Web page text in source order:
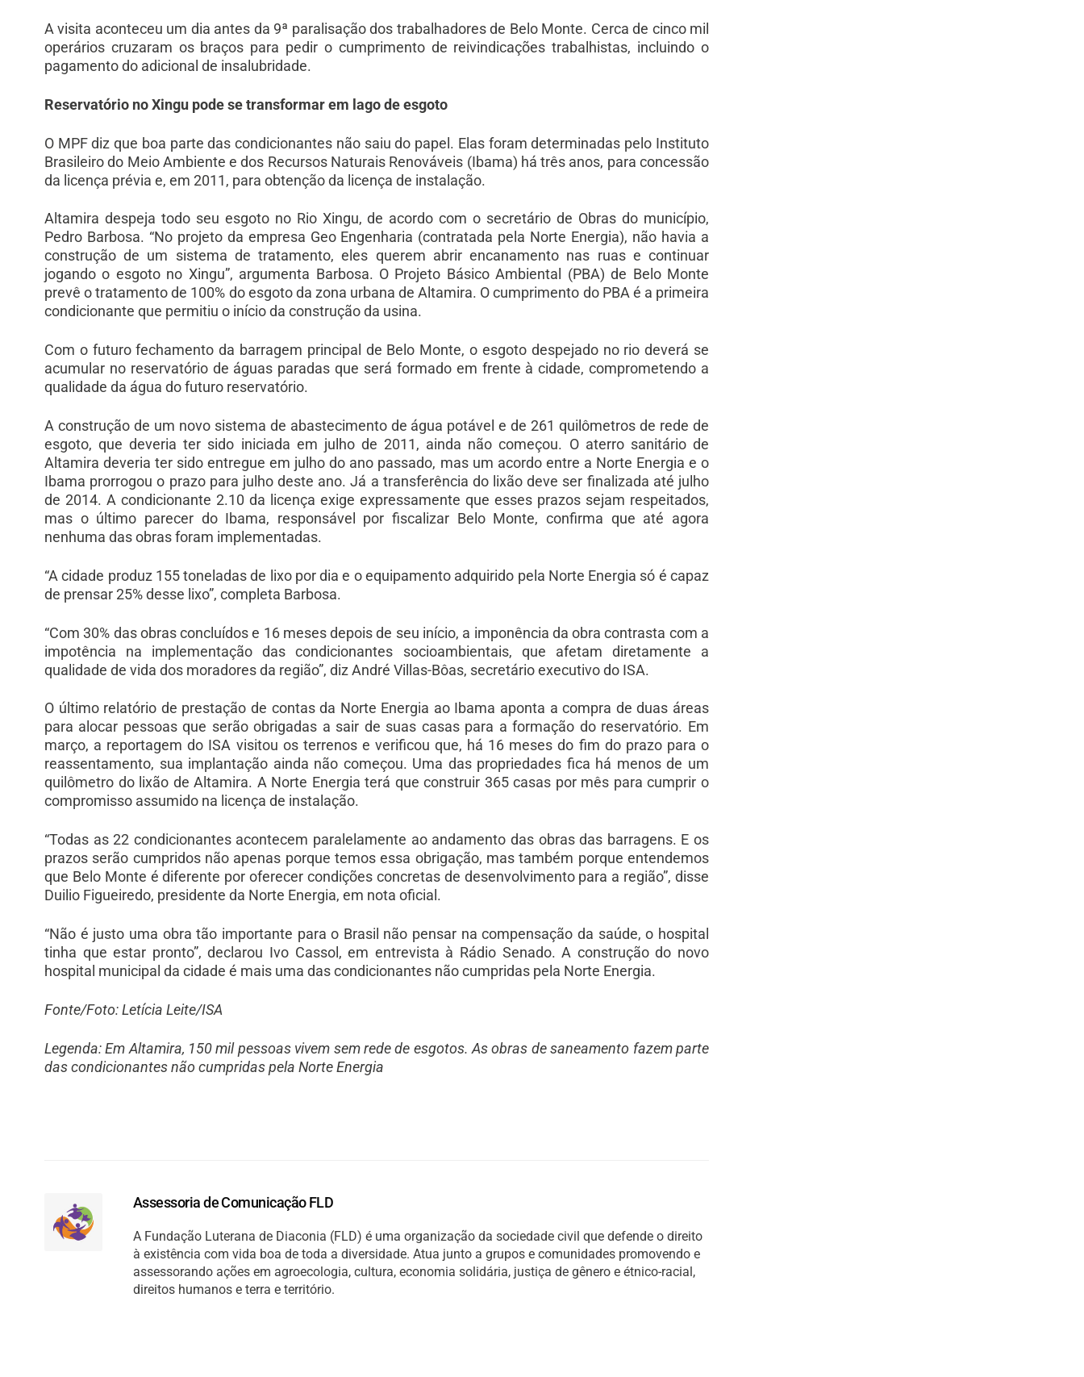
A visita aconteceu um dia antes da 9ª paralisação dos trabalhadores de Belo Monte. Cerca de cinco mil
operários cruzaram os braços para pedir o cumprimento de reivindicações trabalhistas, incluindo o
pagamento do adicional de insalubridade.
Reservatório no Xingu pode se transformar em lago de esgoto
O MPF diz que boa parte das condicionantes não saiu do papel. Elas foram determinadas pelo Instituto
Brasileiro do Meio Ambiente e dos Recursos Naturais Renováveis (Ibama) há três anos, para concessão
da licença prévia e, em 2011, para obtenção da licença de instalação.
Altamira despeja todo seu esgoto no Rio Xingu, de acordo com o secretário de Obras do município,
Pedro Barbosa. “No projeto da empresa Geo Engenharia (contratada pela Norte Energia), não havia a
construção de um sistema de tratamento, eles querem abrir encanamento nas ruas e continuar
jogando o esgoto no Xingu”, argumenta Barbosa. O Projeto Básico Ambiental (PBA) de Belo Monte
prevê o tratamento de 100% do esgoto da zona urbana de Altamira. O cumprimento do PBA é a primeira
condicionante que permitiu o início da construção da usina.
Com o futuro fechamento da barragem principal de Belo Monte, o esgoto despejado no rio deverá se
acumular no reservatório de águas paradas que será formado em frente à cidade, comprometendo a
qualidade da água do futuro reservatório.
A construção de um novo sistema de abastecimento de água potável e de 261 quilômetros de rede de
esgoto, que deveria ter sido iniciada em julho de 2011, ainda não começou. O aterro sanitário de
Altamira deveria ter sido entregue em julho do ano passado, mas um acordo entre a Norte Energia e o
Ibama prorrogou o prazo para julho deste ano. Já a transferência do lixão deve ser finalizada até julho
de 2014. A condicionante 2.10 da licença exige expressamente que esses prazos sejam respeitados,
mas o último parecer do Ibama, responsável por fiscalizar Belo Monte, confirma que até agora
nenhuma das obras foram implementadas.
“A cidade produz 155 toneladas de lixo por dia e o equipamento adquirido pela Norte Energia só é capaz
de prensar 25% desse lixo”, completa Barbosa.
“Com 30% das obras concluídos e 16 meses depois de seu início, a imponência da obra contrasta com a
impotência na implementação das condicionantes socioambientais, que afetam diretamente a
qualidade de vida dos moradores da região”, diz André Villas-Bôas, secretário executivo do ISA.
O último relatório de prestação de contas da Norte Energia ao Ibama aponta a compra de duas áreas
para alocar pessoas que serão obrigadas a sair de suas casas para a formação do reservatório. Em
março, a reportagem do ISA visitou os terrenos e verificou que, há 16 meses do fim do prazo para o
reassentamento, sua implantação ainda não começou. Uma das propriedades fica há menos de um
quilômetro do lixão de Altamira. A Norte Energia terá que construir 365 casas por mês para cumprir o
compromisso assumido na licença de instalação.
“Todas as 22 condicionantes acontecem paralelamente ao andamento das obras das barragens. E os
prazos serão cumpridos não apenas porque temos essa obrigação, mas também porque entendemos
que Belo Monte é diferente por oferecer condições concretas de desenvolvimento para a região”, disse
Duilio Figueiredo, presidente da Norte Energia, em nota oficial.
“Não é justo uma obra tão importante para o Brasil não pensar na compensação da saúde, o hospital
tinha que estar pronto”, declarou Ivo Cassol, em entrevista à Rádio Senado. A construção do novo
hospital municipal da cidade é mais uma das condicionantes não cumpridas pela Norte Energia.
Fonte/Foto: Letícia Leite/ISA
Legenda: Em Altamira, 150 mil pessoas vivem sem rede de esgotos. As obras de saneamento fazem parte
das condicionantes não cumpridas pela Norte Energia
Assessoria de Comunicação FLD
A Fundação Luterana de Diaconia (FLD) é uma organização da sociedade civil que defende o direito
à existência com vida boa de toda a diversidade. Atua junto a grupos e comunidades promovendo e
assessorando ações em agroecologia, cultura, economia solidária, justiça de gênero e étnico-racial,
direitos humanos e terra e território.